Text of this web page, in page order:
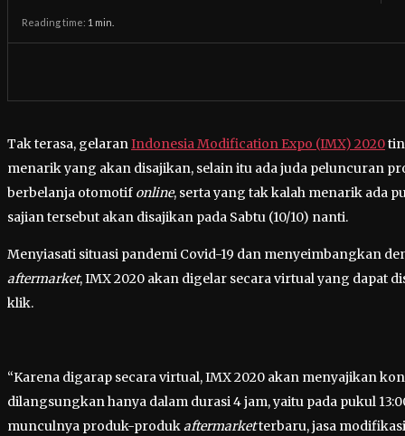
Reading time: 1 min.
Tak terasa, gelaranIndonesia Modification Expo (IMX) 2020
menarik yang akan disajikan, selain itu ada juda peluncuran
berbelanja otomotif online, serta yang tak kalah menarik ada
sajian tersebut akan disajikan pada Sabtu (10/10) nanti.
Menyiasati situasi pandemi Covid-19 dan menyeimbangkan
aftermarket, IMX 2020 akan digelar secara virtual yang dapat
klik.
“Karena digarap secara virtual, IMX 2020 akan menyajikan
dilangsungkan hanya dalam durasi 4 jam, yaitu pada pukul
munculnya produk-produkaftermarketterbaru, jasa